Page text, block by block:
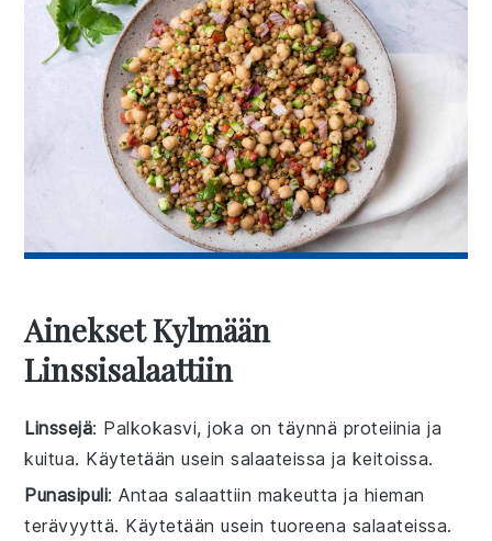
Ainekset Kylmään
Linssisalaattiin
Linssejä: Palkokasvi, joka on täynnä proteiinia ja
kuitua. Käytetään usein salaateissa ja keitoissa.
Punasipuli: Antaa salaattiin makeutta ja hieman
terävyyttä. Käytetään usein tuoreena salaateissa.